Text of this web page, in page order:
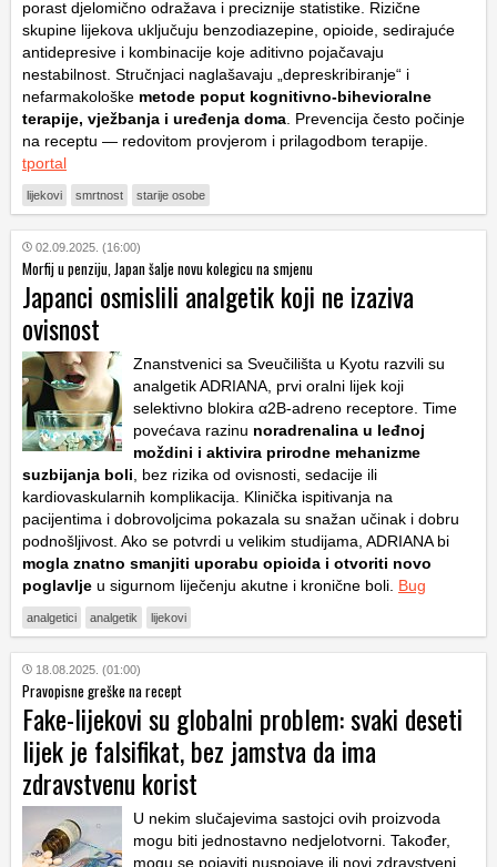
porast djelomično odražava i preciznije statistike. Rizične
skupine lijekova uključuju benzodiazepine, opioide, sedirajuće
antidepresive i kombinacije koje aditivno pojačavaju
nestabilnost. Stručnjaci naglašavaju „depreskribiranje“ i
nefarmakološke metode poput kognitivno-bihevioralne
terapije, vježbanja i uređenja doma . Prevencija često počinje
na receptu — redovitom provjerom i prilagodbom terapije.
tportal
lijekovi smrtnost starije osobe
02.09.2025. (16:00)
Morfij u penziju, Japan šalje novu kolegicu na smjenu
Japanci osmislili analgetik koji ne izaziva
ovisnost
Znanstvenici sa Sveučilišta u Kyotu razvili su
analgetik ADRIANA, prvi oralni lijek koji
selektivno blokira α2B-adreno receptore. Time
povećava razinu noradrenalina u leđnoj
moždini i aktivira prirodne mehanizme
suzbijanja boli , bez rizika od ovisnosti, sedacije ili
kardiovaskularnih komplikacija. Klinička ispitivanja na
pacijentima i dobrovoljcima pokazala su snažan učinak i dobru
podnošljivost. Ako se potvrdi u velikim studijama, ADRIANA bi
mogla znatno smanjiti uporabu opioida i otvoriti novo
poglavlje u sigurnom liječenju akutne i kronične boli. Bug
analgetici analgetik lijekovi
18.08.2025. (01:00)
Pravopisne greške na recept
Fake-lijekovi su globalni problem: svaki deseti
lijek je falsifikat, bez jamstva da ima
zdravstvenu korist
U nekim slučajevima sastojci ovih proizvoda
mogu biti jednostavno nedjelotvorni. Također,
mogu se pojaviti nuspojave ili novi zdravstveni